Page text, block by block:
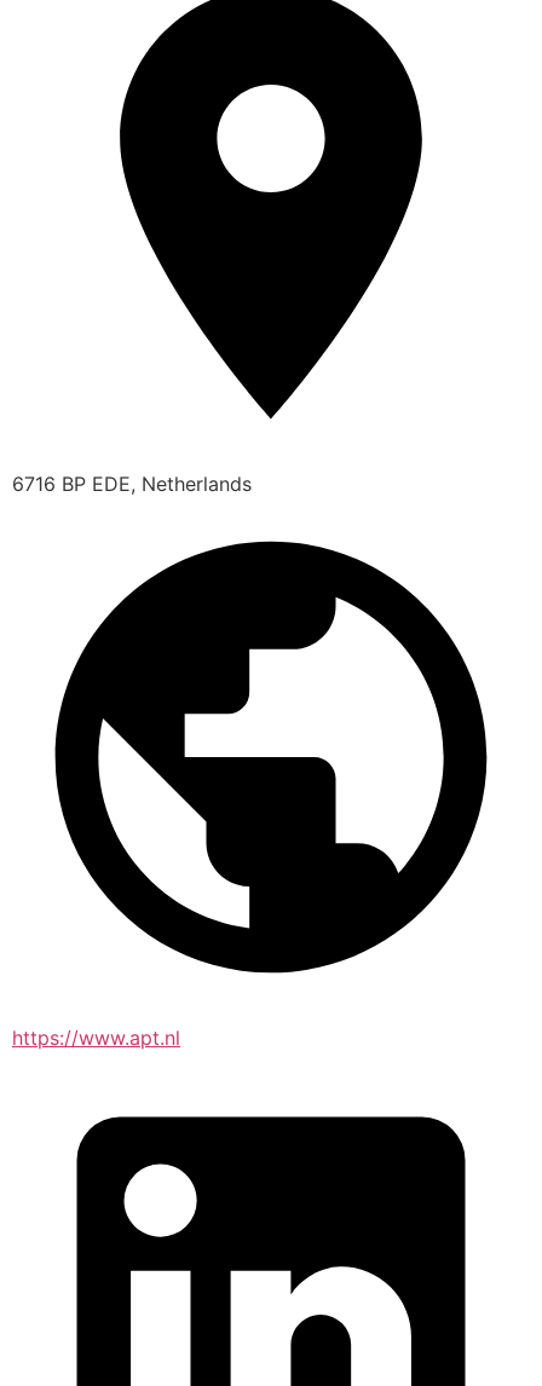
6716 BP EDE, Netherlands
https://www.apt.nl